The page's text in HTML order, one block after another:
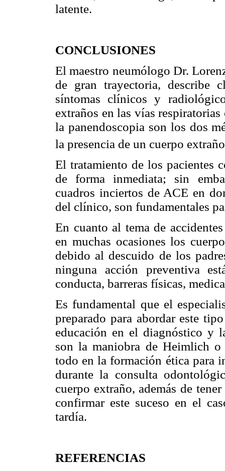
latente.
CONCLUSIONES
El maestro neumólogo Dr.
de gran trayectoria, describe
síntomas clínicos y
extraños en las vías
la panendoscopia son los dos
la presencia de un cuerpo
El tratamiento de los pacientes
de forma inmediata; sin
cuadros inciertos de ACE en
del clínico, son fundamentales
En cuanto al tema de
en muchas ocasiones los
debido al descuido de los
ninguna acción preventiva
conducta, barreras físicas,
Es fundamental que el
preparado para abordar este
educación en el diagnóstico y
son la maniobra de Heimlich o
todo en la formación ética para
durante la consulta
cuerpo extraño, además de
confirmar este suceso en el
tardía.
REFERENCIAS